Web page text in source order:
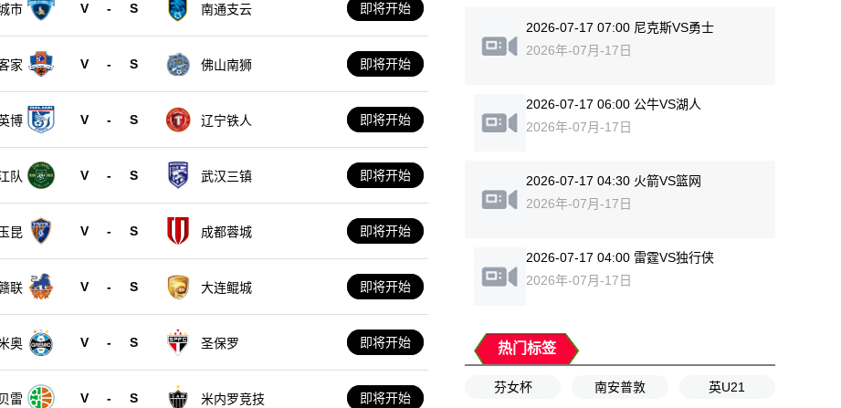
市 V - S 南通支云 即将开始
家 V - S 佛山南狮 即将开始
博 V - S 辽宁铁人 即将开始
队 V - S 武汉三镇 即将开始
昆 V - S 成都蓉城 即将开始
联 V - S 大连鲲城 即将开始
奥 V - S 圣保罗 即将开始
雷 V - S 米内罗竞技 即将开始
2026-07-17 07:00 尼克斯VS勇士
2026年-07月-17日
2026-07-17 06:00 公牛VS湖人
2026年-07月-17日
2026-07-17 04:30 火箭VS篮网
2026年-07月-17日
2026-07-17 04:00 雷霆VS独行侠
2026年-07月-17日
热门标签
芬女杯 南安普敦 英U21